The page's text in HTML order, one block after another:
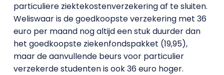
particuliere ziektekostenverzekering af te sluiten.
Weliswaar is de goedkoopste verzekering met 36
euro per maand nog altijd een stuk duurder dan
het goedkoopste ziekenfondspakket (19,95),
maar de aanvullende beurs voor particulier
verzekerde studenten is ook 36 euro hoger.